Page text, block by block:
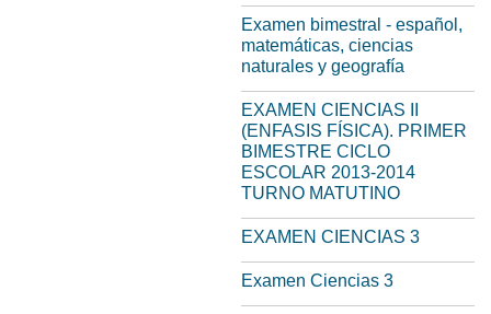
Examen bimestral - español,
matemáticas, ciencias
naturales y geografía
EXAMEN CIENCIAS II
(ENFASIS FÍSICA). PRIMER
BIMESTRE CICLO
ESCOLAR 2013-2014
TURNO MATUTINO
EXAMEN CIENCIAS 3
Examen Ciencias 3